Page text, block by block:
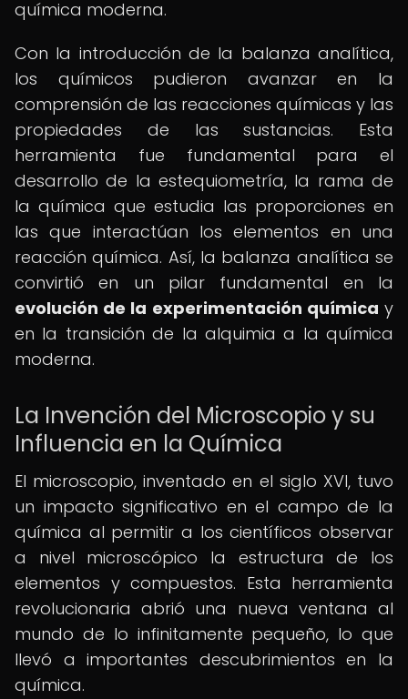
química moderna.
Con la introducción de la balanza analítica,
los químicos pudieron avanzar en la
comprensión de las reacciones químicas y las
propiedades de las sustancias. Esta
herramienta fue fundamental para el
desarrollo de la estequiometría, la rama de
la química que estudia las proporciones en
las que interactúan los elementos en una
reacción química. Así, la balanza analítica se
convirtió en un pilar fundamental en la
evolución de la experimentación química y
en la transición de la alquimia a la química
moderna.
La Invención del Microscopio y su
Influencia en la Química
El microscopio, inventado en el siglo XVI, tuvo
un impacto significativo en el campo de la
química al permitir a los científicos observar
a nivel microscópico la estructura de los
elementos y compuestos. Esta herramienta
revolucionaria abrió una nueva ventana al
mundo de lo infinitamente pequeño, lo que
llevó a importantes descubrimientos en la
química.